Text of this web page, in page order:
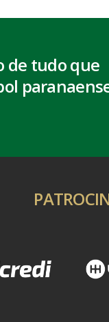
de tudo que